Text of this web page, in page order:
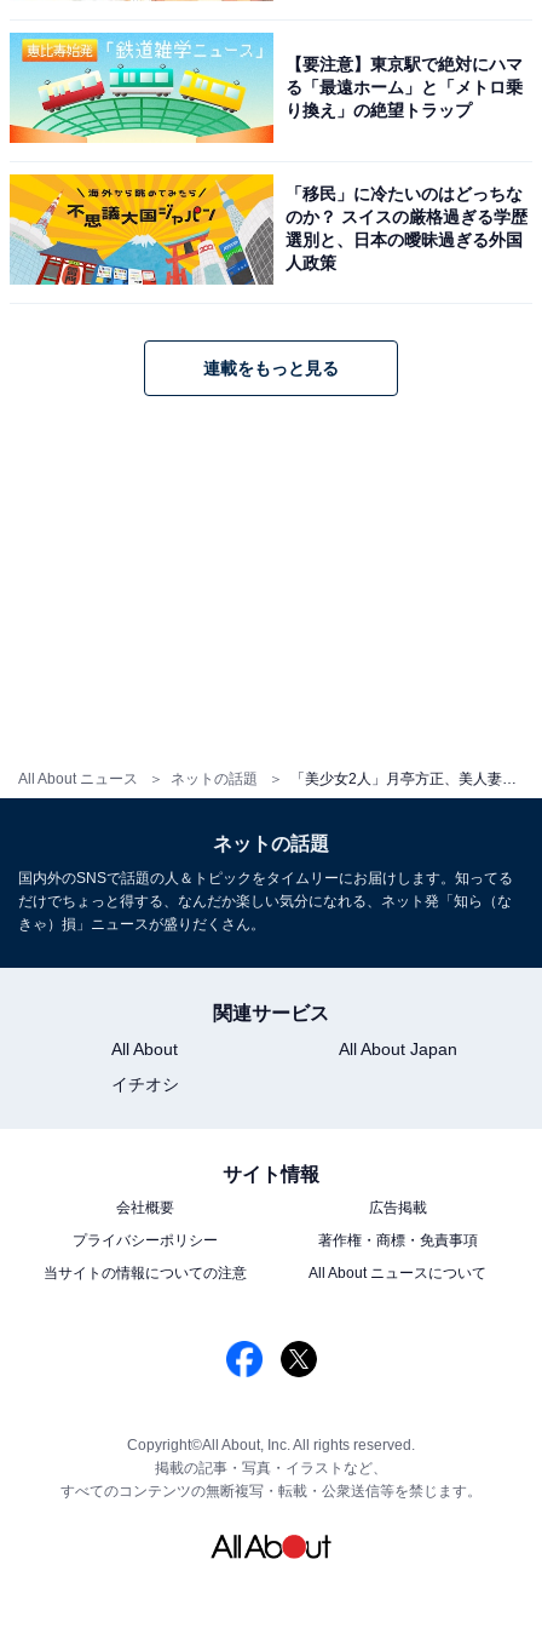
All About ニュース ネットの話題
【要注意】東京駅で絶対にハマ
る「最遠ホーム」と「メトロ乗
り換え」の絶望トラップ
「移民」に冷たいのはどっちな
のか？ スイスの厳格過ぎる学歴
選別と、日本の曖昧過ぎる外国
人政策
連載をもっと見る
ネットの話題
国内外のSNSで話題の人＆トピックをタイムリーにお届けします。知ってる
だけでちょっと得する、なんだか楽しい気分になれる、ネット発「知ら（な
きゃ）損」ニュースが盛りだくさん。
関連サービス
All About
All About Japan
イチオシ
サイト情報
会社概要
広告掲載
プライバシーポリシー
著作権・商標・免責事項
当サイトの情報についての注意
All About ニュースについて
Copyright©All About, Inc. All rights reserved.
掲載の記事・写真・イラストなど、
すべてのコンテンツの無断複写・転載・公衆送信等を禁じます。